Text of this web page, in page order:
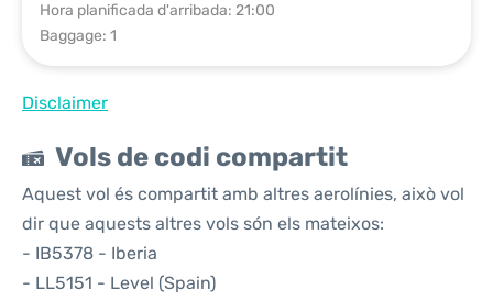
Hora planificada d'arribada: 21:00
Baggage: 1
Disclaimer
Vols de codi compartit
Aquest vol és compartit amb altres aerolínies, això vol
dir que aquests altres vols són els mateixos:
- IB5378 - Iberia
- LL5151 - Level (Spain)